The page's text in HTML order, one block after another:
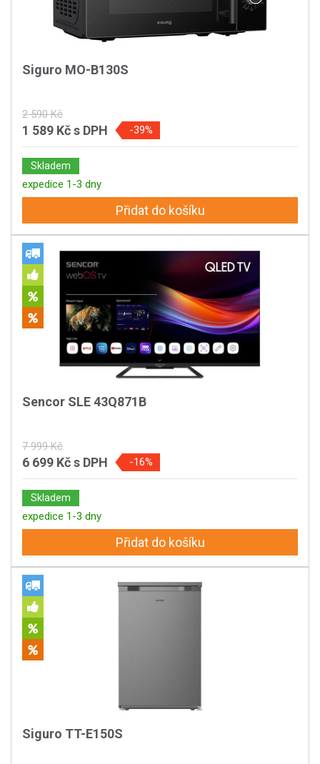
Siguro MO-B130S
2 590 Kč
1 589 Kčs DPH -39%
Skladem
expedice 1-3 dny
Přidat do košíku
Sencor SLE 43Q871B
7 999 Kč
6 699 Kčs DPH -16%
Skladem
expedice 1-3 dny
Přidat do košíku
Siguro TT-E150S